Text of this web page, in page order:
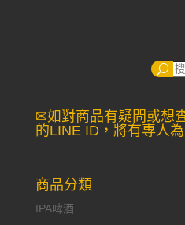
✉如對商品有疑問或想
的LINE ID，將有專人
商品分類
IPA啤酒